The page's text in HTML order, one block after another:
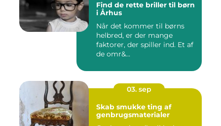
Find de rette briller til børn
i Århus
Når det kommer til børns
helbred, er der mange
faktorer, der spiller ind. Et af
de omr&...
03. sep
Skab smukke ting af
genbrugsmaterialer